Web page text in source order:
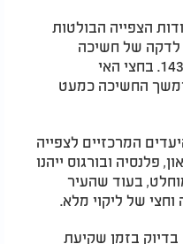
הצפייה הבולטות
לדקה של חשיכה
מוחלטת, לראשונה מאז שנת 1433. בחצי האי
החשיכה כמעט
המרכזיים לצפייה
פלנסיה ובורגוס ייהנו
מוחלט, בעוד שהעיר
וחצי של ליקוי מלא.
בדיוק בזמן שקיעת